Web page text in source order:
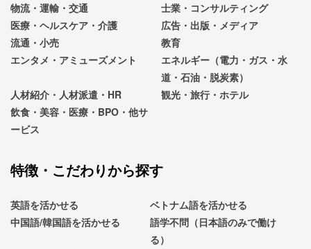
物流・運輸・交通
士業・コンサルティング
医療・ヘルスケア・介護
広告・出版・メディア
流通・小売
教育
エンタメ・アミューズメント
エネルギー（電力・ガス・水
道・石油・脱炭素）
人材紹介・人材派遣・HR
観光・旅行・ホテル
飲食・美容・医療・BPO・他サ
ービス
特徴・こだわりから探す
英語を活かせる
ベトナム語を活かせる
中国語/韓国語を活かせる
語学不問（日本語のみで働け
る）